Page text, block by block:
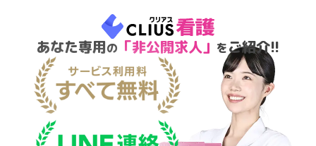
あなた専用の 「非公開求人」 をご紹介!!